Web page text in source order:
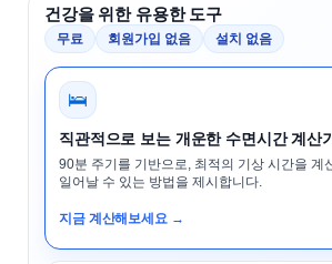
건강을 위한 유용한 도구
무료 회원가입 없음 설치 없음
🛌
직관적으로 보는 개운한 수면시간 계산기
90분 주기를 기반으로, 최적의 기상 시간을 계
일어날 수 있는 방법을 제시합니다.
지금 계산해보세요 →